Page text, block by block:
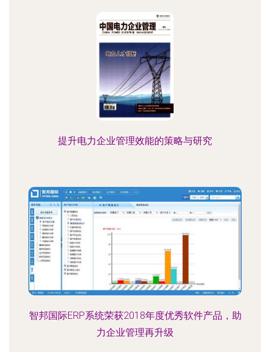
提升电力企业管理效能的策略与研究
智邦国际ERP系统荣获2018年度优秀软件产品，助
力企业管理再升级